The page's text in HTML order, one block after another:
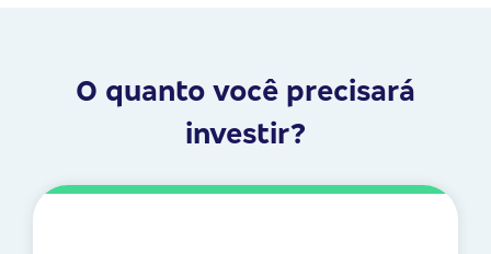
O quanto você precisará
investir?